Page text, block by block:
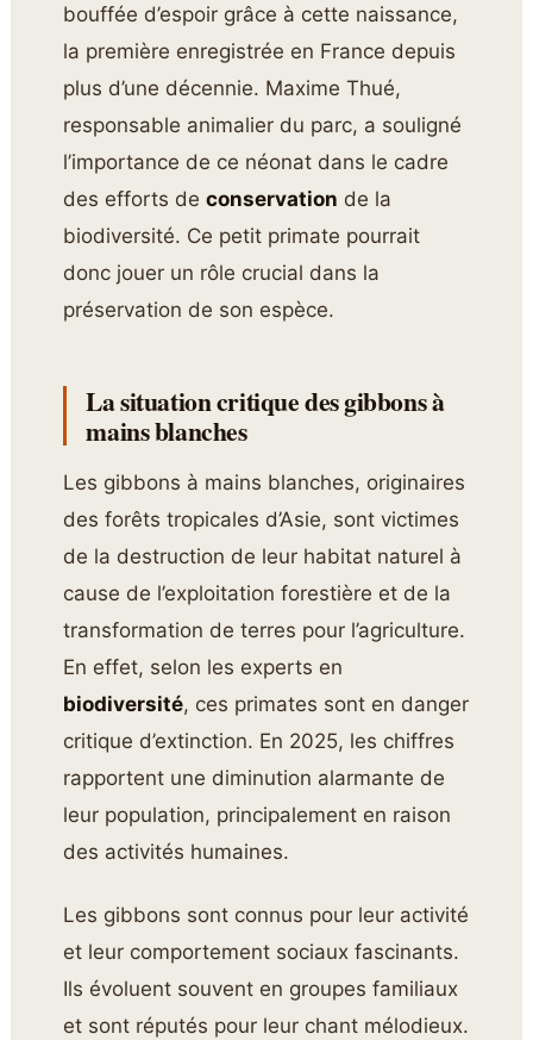
bouffée d’espoir grâce à cette naissance,
la première enregistrée en France depuis
plus d’une décennie. Maxime Thué,
responsable animalier du parc, a souligné
l’importance de ce néonat dans le cadre
des efforts deconservation de la
biodiversité. Ce petit primate pourrait
donc jouer un rôle crucial dans la
préservation de son espèce.
La situation critique des gibbons à
mains blanches
Les gibbons à mains blanches, originaires
des forêts tropicales d’Asie, sont victimes
de la destruction de leur habitat naturel à
cause de l’exploitation forestière et de la
transformation de terres pour l’agriculture.
En effet, selon les experts en
biodiversité, ces primates sont en danger
critique d’extinction. En 2025, les chiffres
rapportent une diminution alarmante de
leur population, principalement en raison
des activités humaines.
Les gibbons sont connus pour leur activité
et leur comportement sociaux fascinants.
Ils évoluent souvent en groupes familiaux
et sont réputés pour leur chant mélodieux.